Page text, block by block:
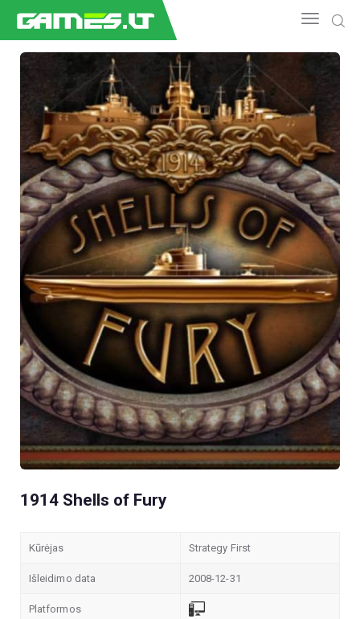
NAUJIENOS
GAMEDEV
ESPORTAS
GELEŽIS
VIDEO
APŽVALGOS
ŽAIDIMAI
1914 Shells of Fury
Kūrėjas Strategy First
Išleidimo data 2008-12-31
Platformos